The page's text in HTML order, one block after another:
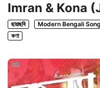
Imran & Kona
ছায়াছবি Modern Bengali
কণা